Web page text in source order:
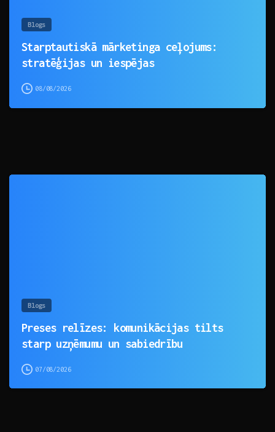
Blogs
Starptautiskā mārketinga ceļojums:
stratēģijas un iespējas
08/08/2026
Blogs
Preses relīzes: komunikācijas tilts
starp uzņēmumu un sabiedrību
07/08/2026